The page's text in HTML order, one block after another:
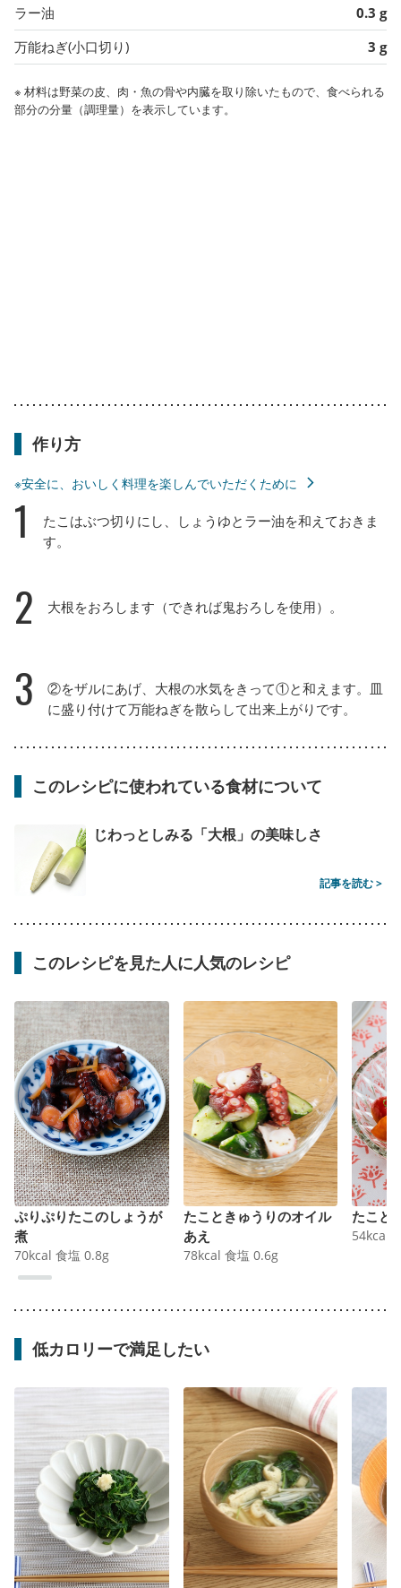
ラー油
0.3 g
万能ねぎ(小口切り)
3 g
※ 材料は野菜の皮、肉・魚の骨や内臓を取り除いたもので、食べられる
部分の分量（調理量）を表示しています。
作り方
※安全に、おいしく料理を楽しんでいただくために
1
たこはぶつ切りにし、しょうゆとラー油を和えておきま
す。
2 大根をおろします（できれば鬼おろしを使用）。
3
②をザルにあげ、大根の水気をきって①と和えます。皿
に盛り付けて万能ねぎを散らして出来上がりです。
このレシピに使われている食材について
じわっとしみる「大根」の美味しさ
記事を読む >
このレシピを見た人に人気のレシピ
ぷりぷりたこのしょうが
煮
70kcal 食塩 0.8g
たこときゅうりのオイル
あえ
78kcal 食塩 0.6g
たこと
54kcal
低カロリーで満足したい